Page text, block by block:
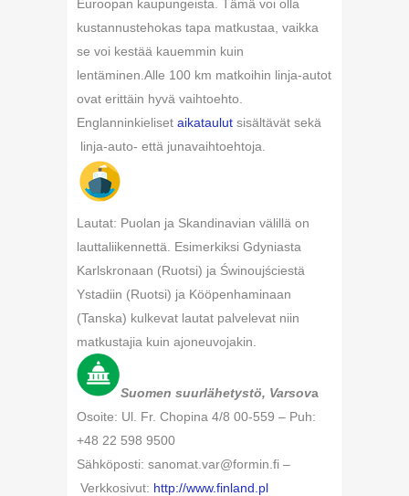
Euroopan kaupungeista. Tämä voi olla
kustannustehokas tapa matkustaa, vaikka
se voi kestää kauemmin kuin
lentäminen.Alle 100 km matkoihin linja-autot
ovat erittäin hyvä vaihtoehto.
Englanninkieliset aikataulut sisältävät sekä
linja-auto- että junavaihtoehtoja.
Lautat: Puolan ja Skandinavian välillä on
lauttaliikennettä. Esimerkiksi Gdyniasta
Karlskronaan (Ruotsi) ja Świnoujściestä
Ystadiin (Ruotsi) ja Kööpenhaminaan
(Tanska) kulkevat lautat palvelevat niin
matkustajia kuin ajoneuvojakin.
Suomen suurlähetystö, Varsova
Osoite: Ul. Fr. Chopina 4/8 00-559 – Puh:
+48 22 598 9500
Sähköposti: sanomat.var@formin.fi –
Verkkosivut: http://www.finland.pl